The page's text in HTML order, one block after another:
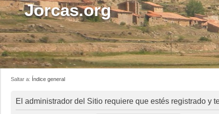
Jorcas.org
Saltar a: Índice general
El administrador del Sitio requiere que estés registrado y